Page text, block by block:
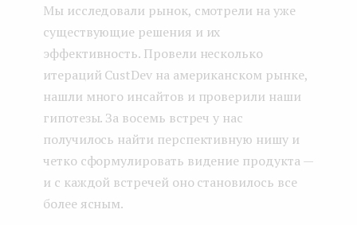
Мы исследовали рынок, смотрели на уже
существующие решения и их
эффективность. Провели несколько
итераций CustDev на американском рынке,
нашли много инсайтов и проверили наши
гипотезы. За восемь встреч у нас
получилось найти перспективную нишу и
четко сформулировать видение продукта —
и с каждой встречей оно становилось все
более ясным.